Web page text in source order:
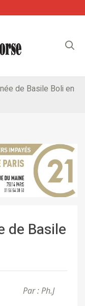
de Basile Boli en
de Basile
Par : Ph.J